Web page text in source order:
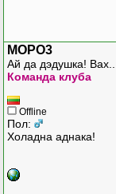
MOPO3
Ай да дэдушка! Вах...
Команда клуба
Offline
Пол:
Холадна аднака!